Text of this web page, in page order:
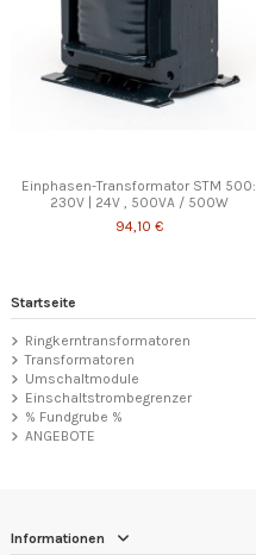
Einphasen-Transformator STM 500:
230V | 24V , 500VA / 500W
94,10 €
Startseite
Ringkerntransformatoren
Transformatoren
Umschaltmodule
Einschaltstrombegrenzer
% Fundgrube %
ANGEBOTE
Informationen